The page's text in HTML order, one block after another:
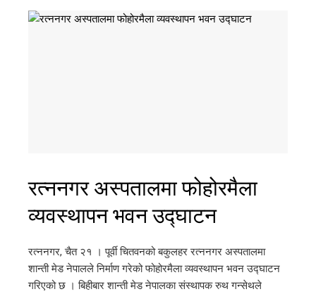
रत्ननगर अस्पतालमा फोहोरमैला
व्यवस्थापन भवन उद्घाटन
रत्ननगर, चैत २१ । पूर्वी चितवनको बकुलहर रत्ननगर अस्पतालमा
शान्ती मेड नेपालले निर्माण गरेको फोहोरमैला व्यवस्थापन भवन उद्घाटन
गरिएको छ । बिहीबार शान्ती मेड नेपालका संस्थापक रुथ गन्सेथले